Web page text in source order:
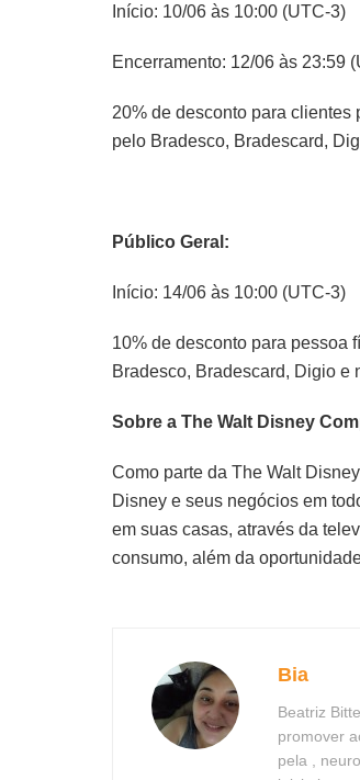
Início: 10/06 às 10:00 (UTC-3)
Encerramento: 12/06 às 23:59
20% de desconto para
pelo Bradesco, Bradescard,
Público Geral:
Início: 14/06 às 10:00 (UTC-3)
10% de desconto para pessoa
Bradesco, Bradescard, Digio e
Sobre a The Walt Disney
Como parte da The Walt
Disney e seus negócios em
em suas casas, através da
consumo, além da
Bia
Beatriz
promover
pela ,